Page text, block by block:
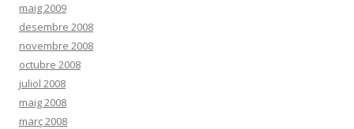
maig 2009
desembre 2008
novembre 2008
octubre 2008
juliol 2008
maig 2008
març 2008